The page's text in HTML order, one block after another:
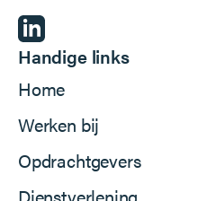
Handige links
Home
Werken bij
Opdrachtgevers
Dienstverlening